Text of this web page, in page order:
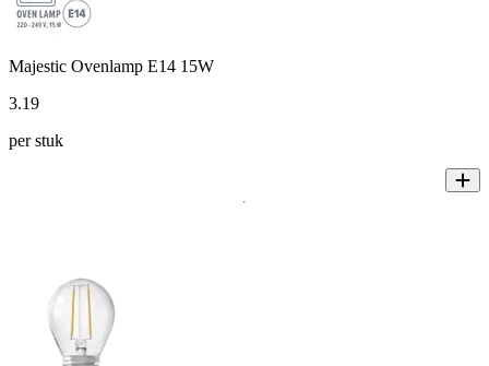
Majestic Ovenlamp E14 15W
3.19
per stuk